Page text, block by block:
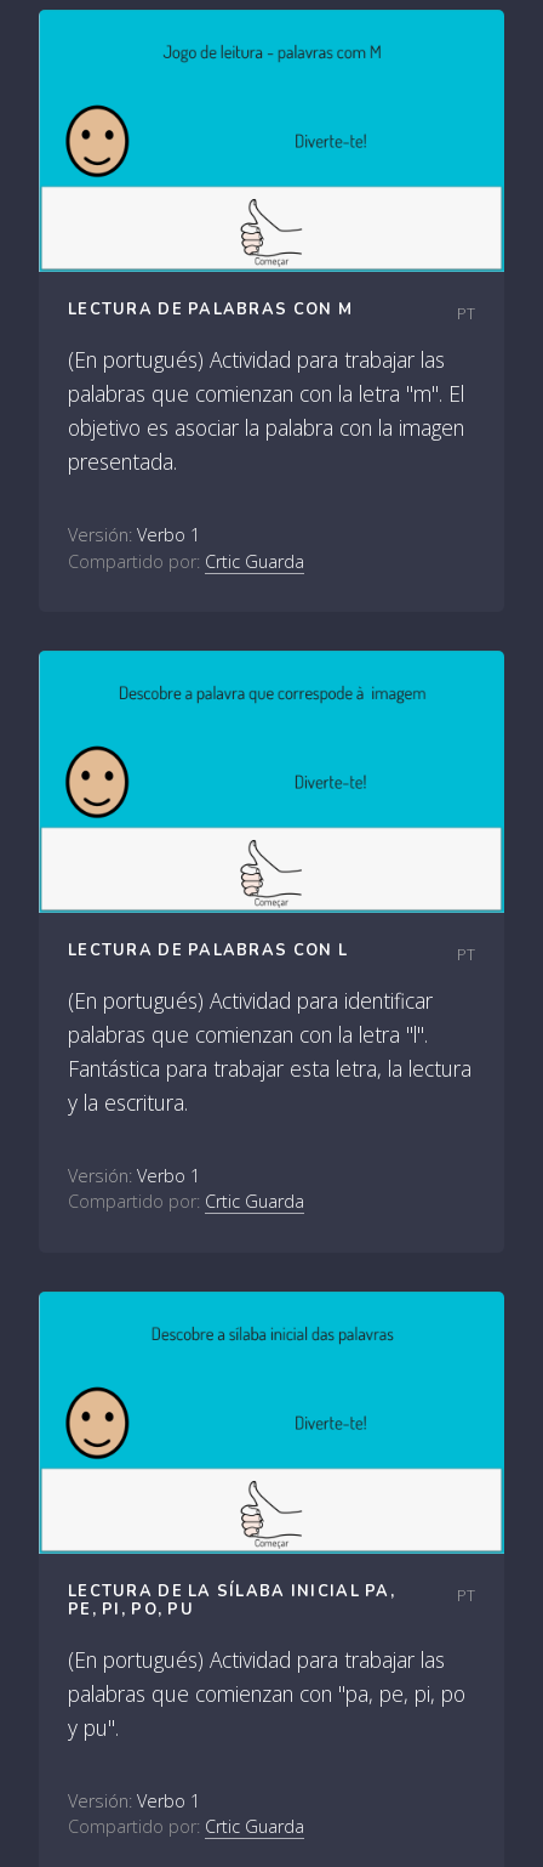
LECTURA DE PALABRAS CON M PT
(En portugués) Actividad para trabajar las
palabras que comienzan con la letra "m". El
objetivo es asociar la palabra con la imagen
presentada.
Versión: Verbo 1
Compartido por: Crtic Guarda
LECTURA DE PALABRAS CON L PT
(En portugués) Actividad para identificar
palabras que comienzan con la letra "l".
Fantástica para trabajar esta letra, la lectura
y la escritura.
Versión: Verbo 1
Compartido por: Crtic Guarda
LECTURA DE LA SÍLABA INICIAL PA,
PE, PI, PO, PU
PT
(En portugués) Actividad para trabajar las
palabras que comienzan con "pa, pe, pi, po
y pu".
Versión: Verbo 1
Compartido por: Crtic Guarda